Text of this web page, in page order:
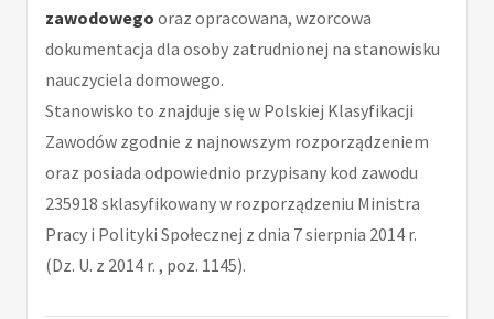
zawodowego oraz opracowana, wzorcowa
dokumentacja dla osoby zatrudnionej na stanowisku
nauczyciela domowego.
Stanowisko to znajduje się w Polskiej Klasyfikacji
Zawodów zgodnie z najnowszym rozporządzeniem
oraz posiada odpowiednio przypisany kod zawodu
235918 sklasyfikowany w rozporządzeniu Ministra
Pracy i Polityki Społecznej z dnia 7 sierpnia 2014 r.
(Dz. U. z 2014 r. , poz. 1145).